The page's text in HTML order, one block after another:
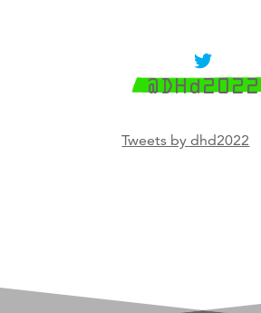

@DHd2022
Tweets by dhd2022